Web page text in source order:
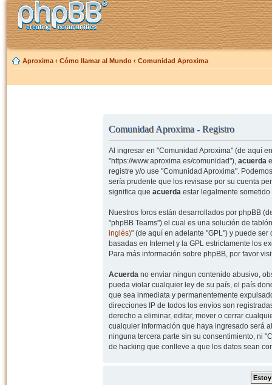
Aproxima ‹ Cómo llamar al Mundo ‹ Comunidad Aproxima
Comunidad Aproxima - Registro
Al ingresar en "Comunidad Aproxima" (de aquí
"https://www.aproxima.es/comunidad"), acuerda
registre y/o use "Comunidad Aproxima".
sería prudente que los revisase por su cuenta
significa que acuerdaestar legalmente sometido
Nuestros foros están desarrollados por phpBB
"phpBB Teams") el cual es una solución de
inglés)" (de aquí en adelante "GPL") y puede
basadas en Internet y la GPL estrictamente los
Para más información sobre phpBB, por favor
Acuerdano enviar ningun contenido abusivo,
pueda violar cualquier ley de su país, el país
que sea inmediata y permanentemente
direcciones IP de todos los envíos son
derecho a eliminar, editar, mover o cerrar
cualquier información que haya ingresado será
ninguna tercera parte sin su consentimiento, ni
de hacking que conlleve a que los datos sean